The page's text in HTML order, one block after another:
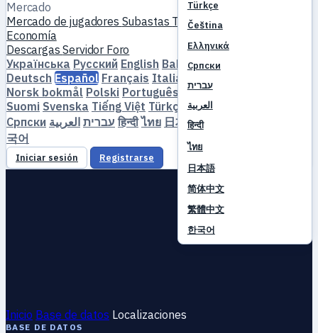
Türkçe
Čeština
Ελληνικά
Српски
עברית
العربية
हिन्दी
ไทย
日本語
简体中文
繁體中文
한국어
Mercado
Mercado de jugadores Subastas Tendencias de precios
Economía
DescargasServidor Foro
Українська Русский English Bahasa Indonesia
Deutsch Español Français Italiano
Norsk bokmål Polski Português Română
Suomi Svenska Tiếng Việt Türkçe Čeština
Српски
עברית العربية हिन्दी ไทย 日本語 简体中文
국어
Iniciar sesión Registrarse
Inicio Base de datos Localizaciones
BASE DE DATOS